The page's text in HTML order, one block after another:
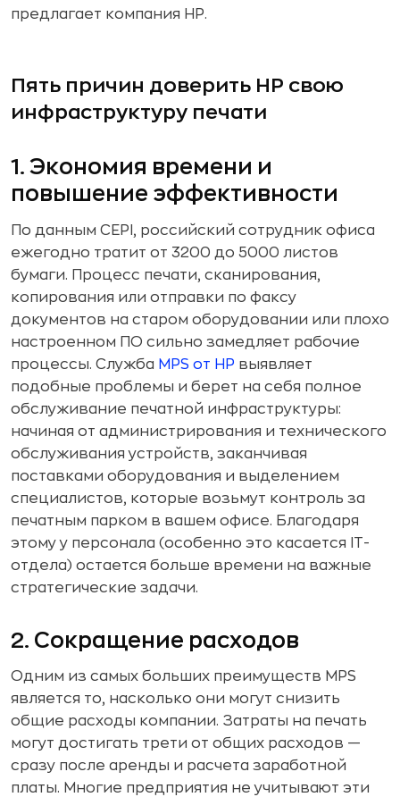
предлагает компания HP.
Пять причин доверить HP свою
инфраструктуру печати
1. Экономия времени и
повышение эффективности
По данным CEPI, российский сотрудник офиса
ежегодно тратит от 3200 до 5000 листов
бумаги. Процесс печати, сканирования,
копирования или отправки по факсу
документов на старом оборудовании или плохо
настроенном ПО сильно замедляет рабочие
процессы. Служба MPS от HP выявляет
подобные проблемы и берет на себя полное
обслуживание печатной инфраструктуры:
начиная от администрирования и технического
обслуживания устройств, заканчивая
поставками оборудования и выделением
специалистов, которые возьмут контроль за
печатным парком в вашем офисе. Благодаря
этому у персонала (особенно это касается IT-
отдела) остается больше времени на важные
стратегические задачи.
2. Сокращение расходов
Одним из самых больших преимуществ MPS
является то, насколько они могут снизить
общие расходы компании. Затраты на печать
могут достигать трети от общих расходов —
сразу после аренды и расчета заработной
платы. Многие предприятия не учитывают эти